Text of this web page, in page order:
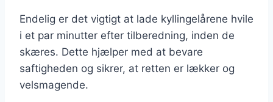
Endelig er det vigtigt at lade kyllingelårene hvile
i et par minutter efter tilberedning, inden de
skæres. Dette hjælper med at bevare
saftigheden og sikrer, at retten er lækker og
velsmagende.